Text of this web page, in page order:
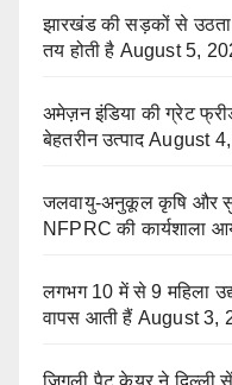
झारखंड की सड़कों से उठता
तय होती है August 5,
अमेज़न इंडिया की ग्रेट
बेहतरीन उत्पाद August
जलवायु-अनुकूल कृषि और
NFPRC की कार्यशाला
लगभग 10 में से 9 महिला
वापस आती हैं August 3,
ज़िगली पैट केयर ने दिल्ली